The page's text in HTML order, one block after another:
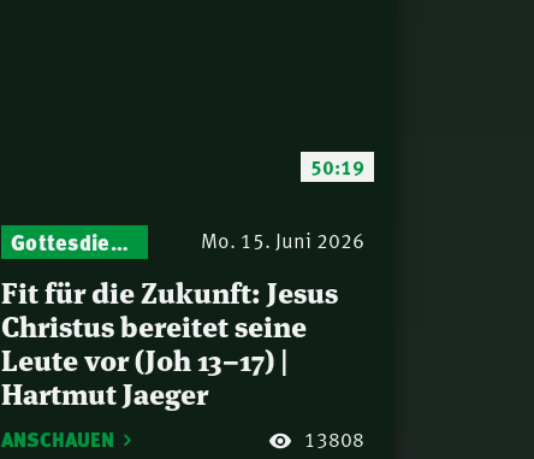
50:19
Gottesdienst-Botschaften – Jeden Sonntag neu: Aktuelle Predigten vom Mitternachtsruf Mo. 15. Juni 2026
Fit für die Zukunft: Jesus
Christus bereitet seine
Leute vor (Joh 13–17) |
Hartmut Jaeger
ANSCHAUEN 13808